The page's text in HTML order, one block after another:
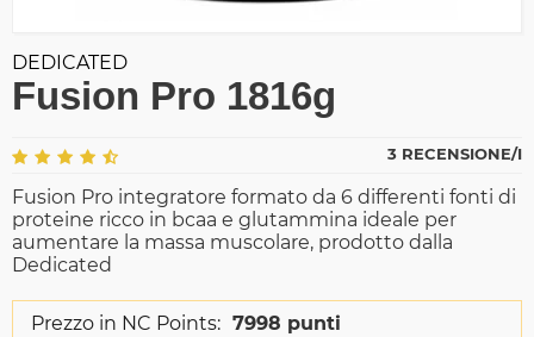
DEDICATED
Fusion Pro 1816g
3 RECENSIONE/I
Fusion Pro integratore formato da 6 differenti fonti di
proteine ricco in bcaa e glutammina ideale per
aumentare la massa muscolare, prodotto dalla
Dedicated
Prezzo in NC Points: 7998 punti